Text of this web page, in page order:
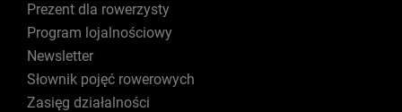
Prezent dla rowerzysty
Program lojalnościowy
Newsletter
Słownik pojęć rowerowych
Zasięg działalności